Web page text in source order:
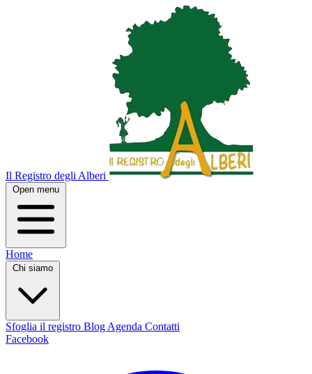
Il Registro degli Alberi
Open menu
Home
Chi siamo
Sfoglia il registro Blog Agenda Contatti
Facebook